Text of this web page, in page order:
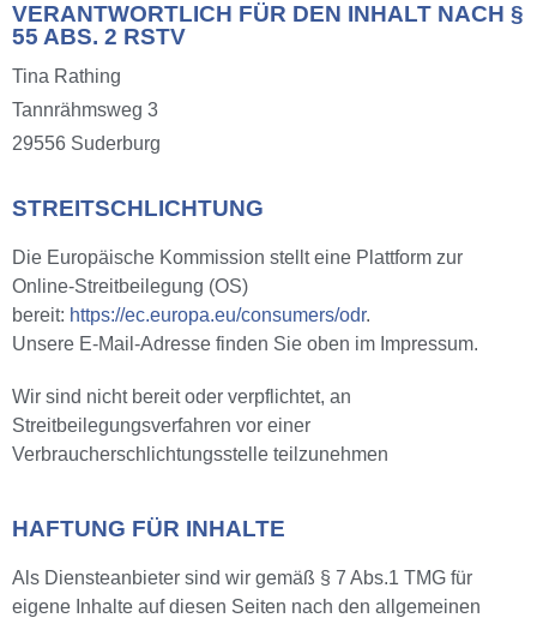
VERANTWORTLICH FÜR DEN INHALT NACH §
55 ABS. 2 RSTV
Tina Rathing
Tannrähmsweg 3
29556 Suderburg
STREITSCHLICHTUNG
Die Europäische Kommission stellt eine Plattform zur
Online-Streitbeilegung (OS)
bereit: https://ec.europa.eu/consumers/odr.
Unsere E-Mail-Adresse finden Sie oben im Impressum.
Wir sind nicht bereit oder verpflichtet, an
Streitbeilegungsverfahren vor einer
Verbraucherschlichtungsstelle teilzunehmen
HAFTUNG FÜR INHALTE
Als Diensteanbieter sind wir gemäß § 7 Abs.1 TMG für
eigene Inhalte auf diesen Seiten nach den allgemeinen